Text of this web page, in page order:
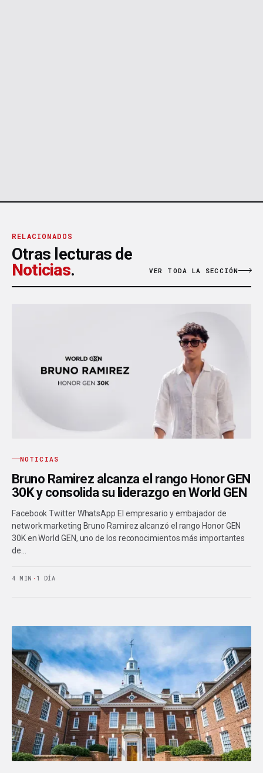
RELACIONADOS
Otras lecturas de
Noticias. VER TODA LA SECCIÓN
NOTICIAS
Bruno Ramirez alcanza el rango Honor GEN
30K y consolida su liderazgo en World GEN
Facebook Twitter WhatsApp El empresario y embajador de
network marketing Bruno Ramirez alcanzó el rango Honor GEN
30K en World GEN, uno de los reconocimientos más importantes
de…
4 MIN · 1 DÍA